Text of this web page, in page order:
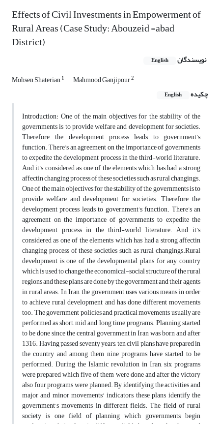
Effects of Civil Investments in Empowerment of
Rural Areas (Case Study: Abouzeid -abad
District)
نویسندگان English
Mohsen Shaterian1 Mahmood Ganjipour2
چکیده English
Introduction: One of the main objectives for the stability of the
governments is to provide welfare and development for societies.
Therefore, the development process leads to government’s
function. There’s an agreement on the importance of governments
to expedite the development process in the third-world literature.
And it’s considered as one of the elements which has had a strong
affectin changing process of these societies such as rural changings.
One of the main objectives for the stability of the governments is to
provide welfare and development for societies. Therefore, the
development process leads to government’s function. There’s an
agreement on the importance of governments to expedite the
development process in the third-world literature. And it’s
considered as one of the elements which has had a strong affectin
changing process of these societies such as rural changings.Rural
development is one of the developmental plans for any country
which is used to change the economical-social structure of the rural
regions and these plans are done by the government and their agents
in rural areas. In Iran, the government uses various means in order
to achieve rural development and has done different movements
too. The government policies and practical movements usually are
performed as short, mid and long time programs. Planning started
to be done since the central government in Iran was born and after
1316. Having passed seventy years, ten civil plans have prepared in
the country and among them nine programs have started to be
performed. During the Islamic revolution in Iran, six programs
were prepared which five of them were done and after the victory
also four programs were planned. By identifying the activities and
major and minor movements' indicators, these plans identify the
government’s movements in different fields. The field of rural
society is one field of planning which governments begin